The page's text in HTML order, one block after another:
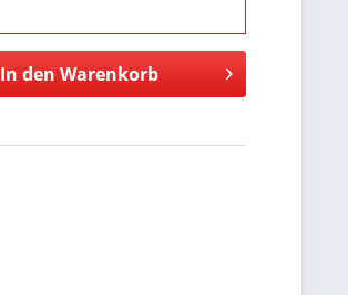
In den Warenkorb